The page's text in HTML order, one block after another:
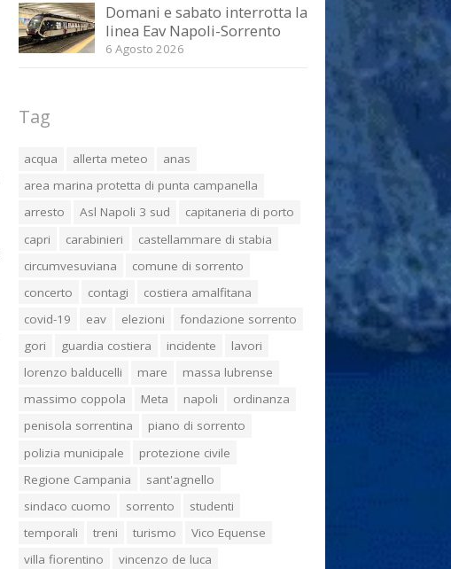
Domani e sabato interrotta la
linea Eav Napoli-Sorrento
6 Agosto 2026
Tag
acqua allerta meteo
anas
area marina protetta di punta campanella
arresto
Asl Napoli 3 sud
capitaneria di porto
capri
carabinieri
castellammare di stabia
circumvesuviana
comune di sorrento
concerto
contagi
costiera amalfitana
covid-19
eav elezioni
fondazione sorrento
gori
guardia costiera incidente
lavori
lorenzo balducelli
mare
massa lubrense
massimo coppola
Meta napoli
ordinanza
penisola sorrentina
piano di sorrento
polizia municipale
protezione civile
Regione Campania
sant'agnello
sindaco cuomo
sorrento
studenti
temporali
treni turismo
Vico Equense
villa fiorentino
vincenzo de luca